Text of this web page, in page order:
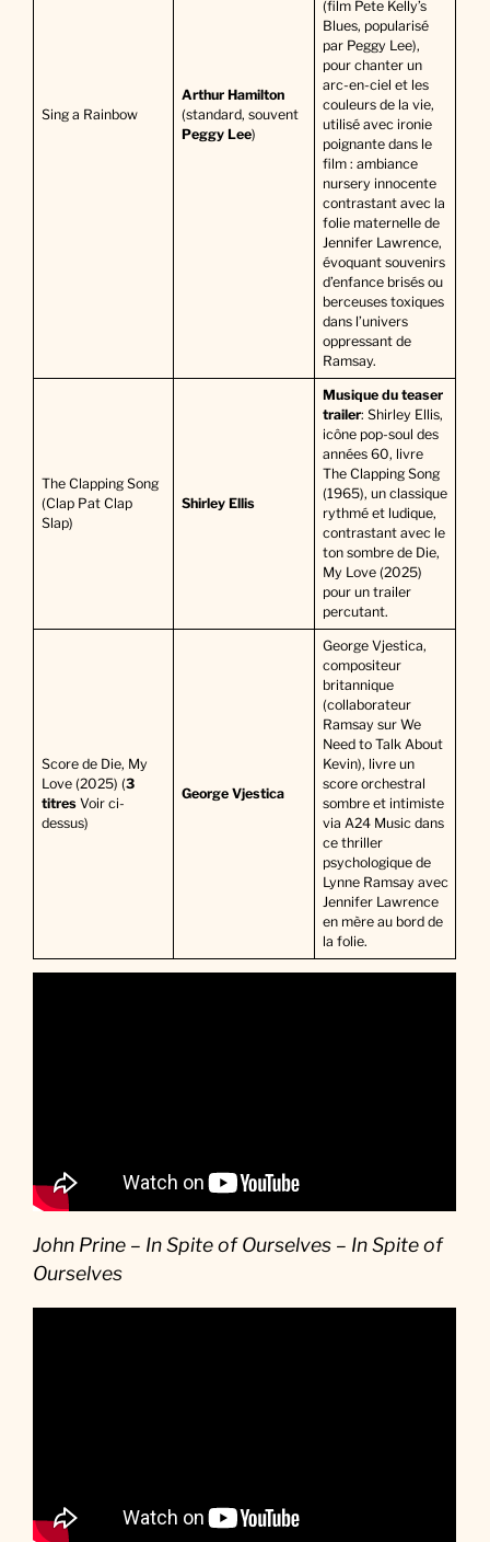
Sing a Rainbow
Arthur Hamilton
(standard, souvent
Peggy Lee)
(film Pete Kelly’s
Blues, popularisé
par Peggy Lee),
pour chanter un
arc-en-ciel et les
couleurs de la vie,
utilisé avec ironie
poignante dans le
film : ambiance
nursery innocente
contrastant avec la
folie maternelle de
Jennifer Lawrence,
évoquant souvenirs
d’enfance brisés ou
berceuses toxiques
dans l’univers
oppressant de
Ramsay.
The Clapping Song
(Clap Pat Clap
Slap)
Shirley Ellis
Musique du teaser
trailer: Shirley Ellis,
icône pop-soul des
années 60, livre
The Clapping Song
(1965), un classique
rythmé et ludique,
contrastant avec le
ton sombre de Die,
My Love (2025)
pour un trailer
percutant.
Score de Die, My
Love (2025) (3
titresVoir ci-
dessus)
George Vjestica
George Vjestica,
compositeur
britannique
(collaborateur
Ramsay sur We
Need to Talk About
Kevin), livre un
score orchestral
sombre et intimiste
via A24 Music dans
ce thriller
psychologique de
Lynne Ramsay avec
Jennifer Lawrence
en mère au bord de
la folie.
John Prine – In Spite of Ourselves – In Spite of
Ourselves